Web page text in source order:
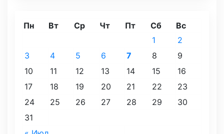
Пн Вт Ср Чт Пт Сб Вс
1
2
3
4 5 6 7 8
9
10
11 12 13 14 15
16
17
18 19 20 21 22
23
24
25 26 27 28 29
30
31